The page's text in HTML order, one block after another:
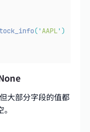
( 'AAPL' )
大部分字段的值都